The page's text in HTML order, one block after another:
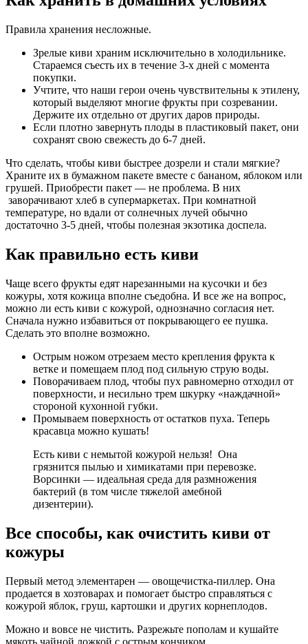
Правила хранения несложные.
Зрелые киви храним исключительно в холодильнике.
Стараемся съесть их в течение 3-х дней с момента
покупки.
Учтите, что наши герои очень чувствительны к этилену,
который выделяют многие фрукты при созревании.
Держите их отдельно от других даров природы.
Если плотно завернуть плоды в пластиковый пакет, они
сохранят свою свежесть до 6-7 дней.
Что сделать, чтобы киви быстрее дозрели и стали мягкие?
Храните их в бумажном пакете вместе с бананом, яблоком или
грушей. Приобрести пакет — не проблема. В них
заворачивают хлеб в супермаркетах. При комнатной
температуре, но вдали от солнечных лучей обычно
достаточно 3-5 дней, чтобы полезная экзотика доспела.
Как правильно есть киви
Чаще всего фрукты едят нарезанными на кусочки и без
кожуры, хотя кожица вполне съедобна. И все же на вопрос,
можно ли есть киви с кожурой, однозначно согласия нет.
Сначала нужно избавиться от покрывающего ее пушка.
Сделать это вполне возможно.
Острым ножом отрезаем место крепления фрукта к
ветке и помещаем плод под сильную струю воды.
Поворачиваем плод, чтобы пух равномерно отходил от
поверхности, и несильно трем шкурку «наждачной»
стороной кухонной губки.
Промываем поверхность от остатков пуха. Теперь
красавца можно кушать!
Есть киви с немытой кожурой нельзя! Она
грязнится пылью и химикатами при перевозке.
Ворсинки — идеальная среда для размножения
бактерий (в том числе тяжелой амебной
дизентерии).
Все способы, как очистить киви от
кожуры
Первый метод элементарен — овощечистка-пиллер. Она
продается в хозтоварах и помогает быстро справляться с
кожурой яблок, груш, картошки и других корнеплодов.
Можно и вовсе не чистить. Разрежьте пополам и кушайте
мякоть чайной ложкой с острым кончиком.